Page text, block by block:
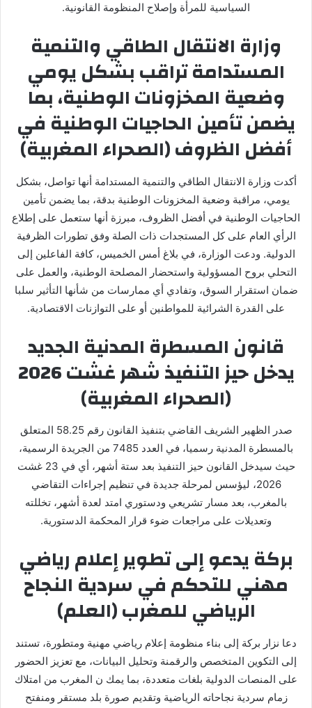
السياسية للمرأة وإصلاح المنظومة القانونية.
وزارة الانتقال الطاقي والتنمية
المستدامة تراقب بشكل يومي
وضعية المخزونات الوطنية، بما
يضمن تأمين الحاجيات الوطنية في
أفضل الظروف (الصحراء المغربية)
أكدت وزارة الانتقال الطاقي والتنمية المستدامة أنها تواصل، بشكل
يومي، مراقبة وضعية المخزونات الوطنية بدقة، بما يضمن تأمين
الحاجيات الوطنية في أفضل الظروف، مبرزة أنها ستعمل على إطلاع
الرأي العام على كل المستجدات ذات الصلة وفق تطورات الظرفية
الدولية. ودعت الوزارة، في بلاغ أمس الخميس، كافة الفاعلين إلى
التحلي بروح المسؤولية واستحضار المصلحة الوطنية، والعمل على
ضمان استقرار السوق، وتفادي أي ممارسات من شأنها التأثير سلبا
على القدرة الشرائية للمواطنين أو على التوازنات الاقتصادية.
قانون المسطرة المدنية الجديد
يدخل حيز التنفيذ شهر غشت 2026
(الصحراء المغربية)
صدر الظهير الشريف القاضي بتنفيذ القانون رقم 58.25 المتعلق
بالمسطرة المدنية رسميا، في العدد 7485 من الجريدة الرسمية،
حيث سيدخل القانون حيز التنفيذ بعد ستة أشهر، أي في 23 غشت
2026، ليؤسس لمرحلة جديدة في تنظيم إجراءات التقاضي
بالمغرب، بعد مسار تشريعي ودستوري امتد لعدة أشهر، تخللته
وتعديلات على مراجعات ضوء قرار المحكمة الدستورية.
بركة يدعو إلى تطوير إعلام رياضي
مهني للتحكم في سردية النجاح
الرياضي للمغرب (العلم)
دعا نزار بركة إلى بناء منظومة إعلام رياضي مهنية ومتطورة، تستند
إلى التكوين المتخصص والرقمنة وتحليل البيانات، مع تعزيز الحضور
على المنصات الدولية بلغات متعددة، بما يمك ن المغرب من امتلاك
زمام سردية نجاحاته الرياضية وتقديم صورة بلد مستقر ومنفتح